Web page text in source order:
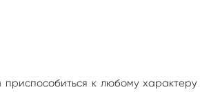
к любому